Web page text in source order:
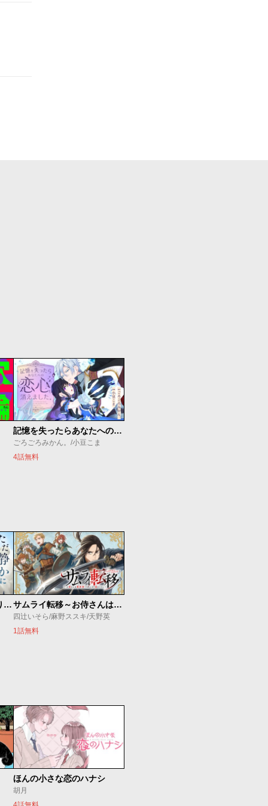
記憶を失ったらあなたへの恋心も消えました。
ごろごろみかん。/小豆こま
4話無料
ただ静かに消え去るつもりでした サムライ転移～お侍さんは異世界でもあんまり変わらない～
四辻いそら/麻野ススキ/天野英
1話無料
ほんの小さな恋のハナシ
胡月